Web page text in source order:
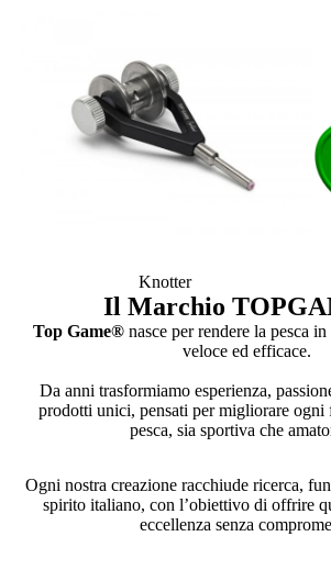
Knotter
Il Marchio
Top Game®nasce per rendere la pesca
veloce ed efficace.
Da anni trasformiamo esperienza,
prodotti unici, pensati per migliorare ogni
pesca, sia sportiva che
Ogni nostra creazione racchiude ricerca,
spirito italiano, con l’obiettivo di offrire
eccellenza senza